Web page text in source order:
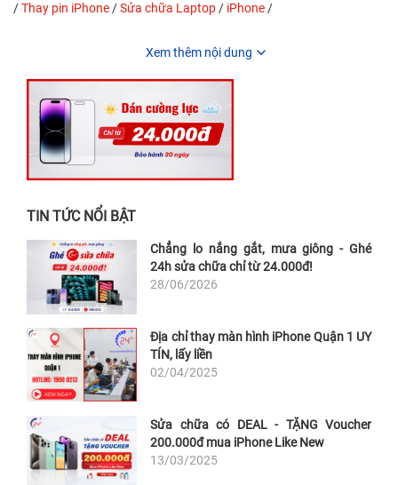
/Thay pin iPhone /Sửa chữa Laptop / iPhone /
Xem thêm nội dung
TIN TỨC NỔI BẬT
Chẳng lo nắng gắt, mưa giông - Ghé
24h sửa chữa chỉ từ 24.000đ!
28/06/2026
Địa chỉ thay màn hình iPhone Quận 1 UY
TÍN, lấy liền
02/04/2025
Sửa chữa có DEAL - TẶNG Voucher
200.000đ mua iPhone Like New
13/03/2025